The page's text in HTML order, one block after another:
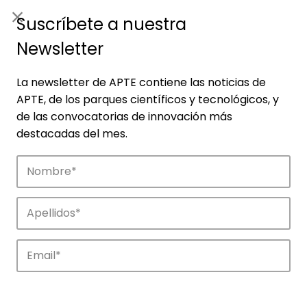
Suscríbete a nuestra
Newsletter
La newsletter de APTE contiene las noticias de
APTE, de los parques científicos y tecnológicos, y
de las convocatorias de innovación más
destacadas del mes.